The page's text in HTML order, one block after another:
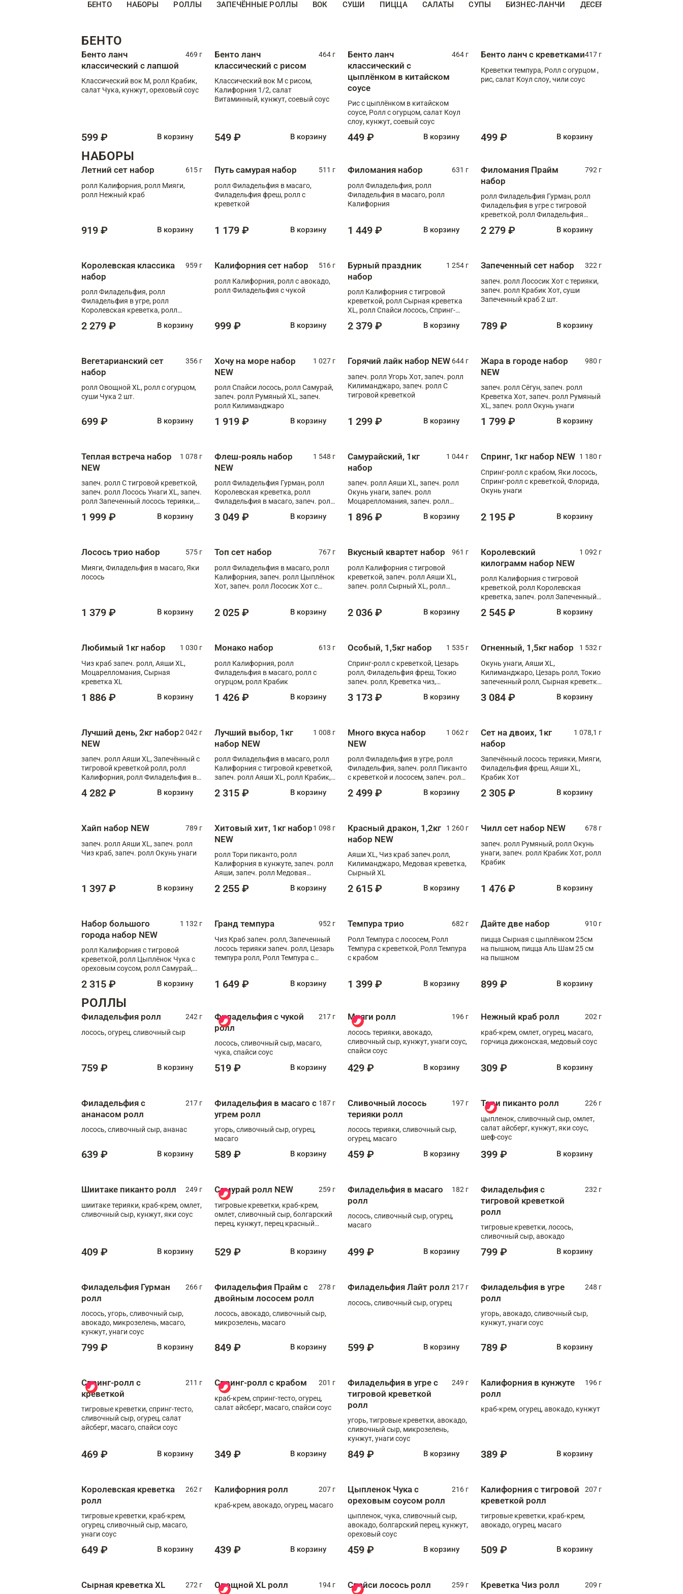
БЕНТО НАБОРЫ РОЛЛЫ ЗАПЕЧЁННЫЕ РОЛЛЫ ВОК СУШИ ПИЦЦА САЛАТЫ СУПЫ БИЗНЕС-ЛАНЧИ ДЕСЕРТЫ
БЕНТО
Бенто ланч
классический с лапшой
469 г
Классический вок М, ролл Крабик,
салат Чука, кунжут, ореховый соус
599 ₽ В корзину
Бенто ланч
классический с рисом
464 г
Классический вок М с рисом,
Калифорния 1/2, салат
Витаминный, кунжут, соевый соус
549 ₽ В корзину
Бенто ланч
классический с
цыплёнком в китайском
соусе
464 г
Рис с цыплёнком в китайском
соусе, Ролл с огурцом, салат Коул
слоу, кунжут, соевый соус
449 ₽ В корзину
Бенто ланч с креветками417 г
Креветки темпура, Ролл с огурцом ,
рис, салат Коул слоу, чили соус
499 ₽ В корзину
НАБОРЫ
Летний сет набор
615 г
ролл Калифорния, ролл Мияги,
ролл Нежный краб
919 ₽ В корзину
Путь самурая набор
511 г
ролл Филадельфия в масаго,
Филадельфия фреш, ролл с
креветкой
1 179 ₽ В корзину
Филомания набор
631 г
ролл Филадельфия, ролл
Филадельфия в масаго, ролл
Калифорния
1 449 ₽ В корзину
Филомания Прайм
набор
792 г
ролл Филадельфия Гурман, ролл
Филадельфия в угре с тигровой
креветкой, ролл Филадельфия
2 279 ₽ В корзину
Королевская классика
набор
959 г
ролл Филадельфия, ролл
Филадельфия в угре, ролл
Королевская креветка, ролл
2 279 ₽ В корзину
Калифорния сет набор
516 г
ролл Калифорния, ролл с авокадо,
ролл Филадельфия с чукой
999 ₽ В корзину
Бурный праздник
набор
1 254 г
ролл Калифорния с тигровой
креветкой, ролл Сырная креветка
XL, ролл Спайси лосось, Спринг-
Медовая креветка
2 379 ₽ В корзину
Запеченный сет набор
322 г
запеч. ролл Лососик Хот с терияки,
запеч. ролл Крабик Хот, суши
Запеченный краб 2 шт.
789 ₽ В корзину
Вегетарианский сет
набор
356 г
ролл Овощной XL, ролл с огурцом,
суши Чука 2 шт.
699 ₽ В корзину
Хочу на море набор
NEW
1 027 г
ролл Спайси лосось, ролл Самурай,
запеч. ролл Румяный XL, запеч.
ролл Килиманджаро
1 919 ₽ В корзину
Горячий лайк набор NEW 644 г
запеч. ролл Угорь Хот, запеч. ролл
Килиманджаро, запеч. ролл С
тигровой креветкой
1 299 ₽ В корзину
Жара в городе набор
NEW
980 г
запеч. ролл Сёгун, запеч. ролл
Креветка Хот, запеч. ролл Румяный
XL, запеч. ролл Окунь унаги
1 799 ₽ В корзину
Теплая встреча набор
NEW
1 078 г
запеч. ролл С тигровой креветкой,
запеч. ролл Лосось Унаги XL, запеч.
ролл Запеченный лосось терияки,
1 999 ₽ В корзину
Флеш-рояль набор
NEW
1 548 г
ролл Филадельфия Гурман, ролл
Королевская креветка, ролл
Филадельфия в масаго, запеч. ролл
Тигровая креветка с моцареллой,
3 049 ₽ В корзину
Самурайский, 1кг
набор
1 044 г
запеч. ролл Аяши XL, запеч. ролл
Окунь унаги, запеч. ролл
Моцарелломания, запеч. ролл
1 896 ₽ В корзину
Спринг, 1кг набор NEW 1 180 г
Спринг-ролл с крабом, Яки лосось,
Спринг-ролл с креветкой, Флорида,
Окунь унаги
2 195 ₽ В корзину
Лосось трио набор
575 г
Мияги, Филадельфия в масаго, Яки
лосось
1 379 ₽ В корзину
Топ сет набор
767 г
ролл Филадельфия в масаго, ролл
Калифорния, запеч. ролл Цыплёнок
Хот, запеч. ролл Лососик Хот с
2 025 ₽ В корзину
Вкусный квартет набор
961 г
ролл Калифорния с тигровой
креветкой, запеч. ролл Аяши XL,
запеч. ролл Сырный XL, ролл
2 036 ₽ В корзину
Королевский
килограмм набор NEW
1 092 г
ролл Калифорния с тигровой
креветкой, ролл Королевская
креветка, запеч. ролл Запеченный
XL, запеч. ролл Крабик Хот
2 545 ₽ В корзину
Любимый 1кг набор
1 030 г
Чиз краб запеч. ролл, Аяши XL,
Моцарелломания, Сырная
креветка XL
1 886 ₽ В корзину
Монако набор
613 г
ролл Калифорния, ролл
Филадельфия в масаго, ролл с
огурцом, ролл Крабик
1 426 ₽ В корзину
Особый, 1,5кг набор
1 535 г
Спринг-ролл с креветкой, Цезарь
ролл, Филадельфия фреш, Токио
запеч. ролл, Креветка чиз,
Флорида
3 173 ₽ В корзину
Огненный, 1,5кг набор
1 532 г
Окунь унаги, Аяши XL,
Килиманджаро, Цезарь ролл, Токио
запеченный ролл, Сырная креветка
3 084 ₽ В корзину
Лучший день, 2кг набор
NEW
2 042 г
запеч. ролл Аяши XL, Запечённый с
тигровой креветкой ролл, ролл
Калифорния, ролл Филадельфия в
запеч. ролл Моцарелломания, ролл
4 282 ₽ В корзину
Лучший выбор, 1кг
набор NEW
1 008 г
ролл Филадельфия в масаго, ролл
Калифорния с тигровой креветкой,
запеч. ролл Аяши XL, ролл Крабик,
2 315 ₽ В корзину
Много вкуса набор
NEW
1 062 г
ролл Филадельфия в угре, ролл
Филадельфия, запеч. ролл Пиканто
с креветкой и лососем, запеч. ролл
2 499 ₽ В корзину
Сет на двоих, 1кг
набор
1 078,1 г
Запечённый лосось терияки, Мияги,
Филадельфия фреш, Аяши XL,
Крабик Хот
2 305 ₽ В корзину
Хайп набор NEW
789 г
запеч. ролл Аяши XL, запеч. ролл
Чиз краб, запеч. ролл Окунь унаги
1 397 ₽ В корзину
Хитовый хит, 1кг набор
NEW
1 098 г
ролл Тори пиканто, ролл
Калифорния в кунжуте, запеч. ролл
Аяши, запеч. ролл Медовая
чукой
2 255 ₽ В корзину
Красный дракон, 1,2кг
набор NEW
1 260 г
Аяши XL, Чиз краб запеч.ролл,
Килиманджаро, Медовая креветка,
Сырный XL
2 615 ₽ В корзину
Чилл сет набор NEW
678 г
запеч. ролл Румяный, ролл Окунь
унаги, запеч. ролл Крабик Хот, ролл
Крабик
1 476 ₽ В корзину
Набор большого
города набор NEW
1 132 г
ролл Калифорния с тигровой
креветкой, ролл Цыплёнок Чука с
ореховым соусом, ролл Самурай,
ролл с крабом
2 315 ₽ В корзину
Гранд темпура
952 г
Чиз Краб запеч. ролл, Запеченный
лосось терияки запеч. ролл, Цезарь
темпура ролл, Ролл Темпура с
1 649 ₽ В корзину
Темпура трио
682 г
Ролл Темпура с лососем, Ролл
Темпура с креветкой, Ролл Темпура
с крабом
1 399 ₽ В корзину
Дайте две набор
910 г
пицца Сырная с цыплёнком 25см
на пышном, пицца Аль Шам 25 см
на пышном
899 ₽ В корзину
РОЛЛЫ
Филадельфия ролл
242 г
лосось, огурец, сливочный сыр
759 ₽ В корзину
Филадельфия с чукой
ролл
217 г
лосось, сливочный сыр, масаго,
чука, спайси соус
519 ₽ В корзину
Мияги ролл
196 г
лосось терияки, авокадо,
сливочный сыр, кунжут, унаги соус,
спайси соус
429 ₽ В корзину
Нежный краб ролл
202 г
краб-крем, омлет, огурец, масаго,
горчица дижонская, медовый соус
309 ₽ В корзину
Филадельфия с
ананасом ролл
217 г
лосось, сливочный сыр, ананас
639 ₽ В корзину
Филадельфия в масаго с
угрем ролл
187 г
угорь, сливочный сыр, огурец,
масаго
589 ₽ В корзину
Сливочный лосось
терияки ролл
197 г
лосось терияки, сливочный сыр,
огурец, масаго
459 ₽ В корзину
Тори пиканто ролл
226 г
цыпленок, сливочный сыр, омлет,
салат айсберг, кунжут, яки соус,
шеф-соус
399 ₽ В корзину
Шиитаке пиканто ролл
249 г
шиитаке терияки, краб-крем, омлет,
сливочный сыр, кунжут, яки соус
409 ₽ В корзину
Самурай ролл NEW
259 г
тигровые креветки, краб-крем,
омлет, сливочный сыр, болгарский
перец, кунжут, перец красный
529 ₽ В корзину
Филадельфия в масаго
ролл
182 г
лосось, сливочный сыр, огурец,
масаго
499 ₽ В корзину
Филадельфия с
тигровой креветкой
ролл
232 г
тигровые креветки, лосось,
сливочный сыр, авокадо
799 ₽ В корзину
Филадельфия Гурман
ролл
266 г
лосось, угорь, сливочный сыр,
авокадо, микрозелень, масаго,
кунжут, унаги соус
799 ₽ В корзину
Филадельфия Прайм с
двойным лососем ролл
278 г
лосось, авокадо, сливочный сыр,
микрозелень, масаго
849 ₽ В корзину
Филадельфия Лайт ролл 217 г
лосось, сливочный сыр, огурец
599 ₽ В корзину
Филадельфия в угре
ролл
248 г
угорь, авокадо, сливочный сыр,
кунжут, унаги соус
789 ₽ В корзину
Спринг-ролл с
креветкой
211 г
тигровые креветки, спринг-тесто,
сливочный сыр, огурец, салат
айсберг, масаго, спайси соус
469 ₽ В корзину
Спринг-ролл с крабом
201 г
краб-крем, спринг-тесто, огурец,
салат айсберг, масаго, спайси соус
349 ₽ В корзину
Филадельфия в угре с
тигровой креветкой
ролл
249 г
угорь, тигровые креветки, авокадо,
сливочный сыр, микрозелень,
кунжут, унаги соус
849 ₽ В корзину
Калифорния в кунжуте
ролл
196 г
краб-крем, огурец, авокадо, кунжут
389 ₽ В корзину
Королевская креветка
ролл
262 г
тигровые креветки, краб-крем,
огурец, сливочный сыр, масаго,
унаги соус
649 ₽ В корзину
Калифорния ролл
207 г
краб-крем, авокадо, огурец, масаго
439 ₽ В корзину
Цыпленок Чука с
ореховым соусом ролл
216 г
цыпленок, чука, сливочный сыр,
авокадо, болгарский перец, кунжут,
ореховый соус
459 ₽ В корзину
Калифорния с тигровой
креветкой ролл
207 г
тигровые креветки, краб-крем,
авокадо, огурец, масаго
509 ₽ В корзину
Сырная креветка XL
272 г Овощной XL ролл 194 г Спайси лосось ролл 259 г Креветка Чиз ролл 209 г